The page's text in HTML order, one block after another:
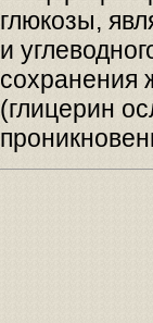
глюкозы,
и
сохранения
(глицерин